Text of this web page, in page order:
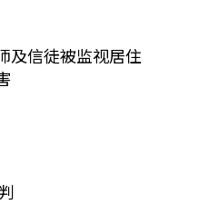
及信徒被监视居住